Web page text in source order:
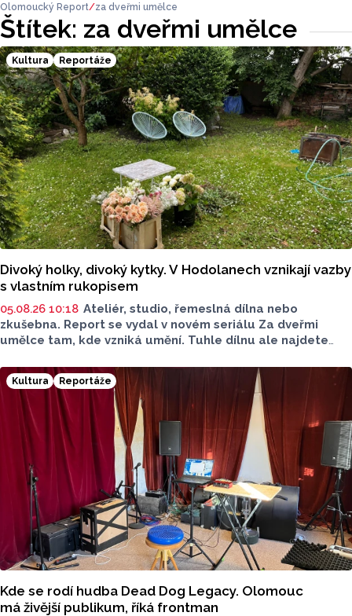
Štítek: za dveřmi umělce
Olomoucký Report za dveřmi umělce
Kultura Reportáže
Divoký holky, divoký kytky. V Hodolanech vznikají vazby
s vlastním rukopisem
05.08.26 10:18 Ateliér, studio, řemeslná dílna nebo
zkušebna. Report se vydal v novém seriálu Za dveřmi
umělce tam, kde vzniká umění. Tuhle dílnu ale najdete
vazby floristek se značkou Divok
Kultura Reportáže
Kde se rodí hudba Dead Dog Legacy. Olomouc
má živější publikum, říká frontman